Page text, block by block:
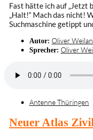
Fast hätte ich auf „Jetzt
„Halt!“ Mach das nicht!
Suchmaschine getippt
Autor: Oliver
Sprecher: Oliver
Antenne Thüringen
Neuer Atlas